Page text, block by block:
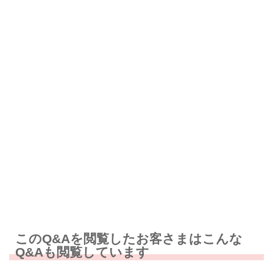
このQ&Aを閲覧したお客さまはこんな
Q&Aも閲覧しています